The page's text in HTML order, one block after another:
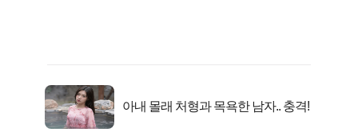
아내 몰래 처형과 목욕한 남자.. 충격!